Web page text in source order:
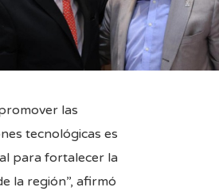
las
tecnológicas es
para fortalecer la
la región”, afirmó